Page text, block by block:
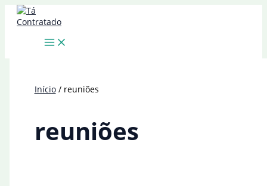
para
Início reuniões
reuniões